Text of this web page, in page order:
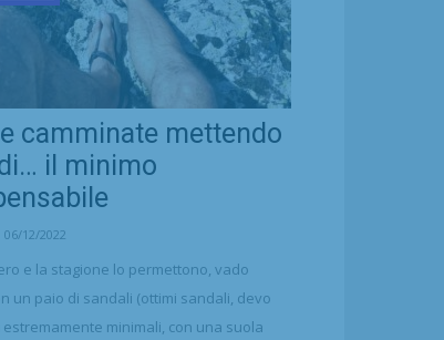
camminate mettendo
il minimo
06/12/2022
e la stagione lo permettono, vado
un paio di sandali (ottimi sandali, devo
estremamente minimali, con una suola